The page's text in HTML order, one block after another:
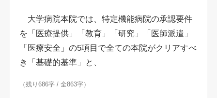
大学病院本院では、特定機能病院の承認要件
を「医療提供」「教育」「研究」「医師派遣」
「医療安全」の5項目で全ての本院がクリアすべ
き「基礎的基準」と、
（残り686字 / 全863字）